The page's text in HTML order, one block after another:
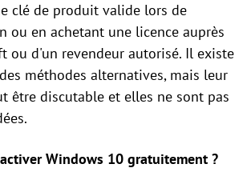
clé de produit valide lors de
ou en achetant une licence auprès
ou d'un revendeur autorisé. Il existe
méthodes alternatives, mais leur
être discutable et elles ne sont pas
Windows 10 gratuitement ?